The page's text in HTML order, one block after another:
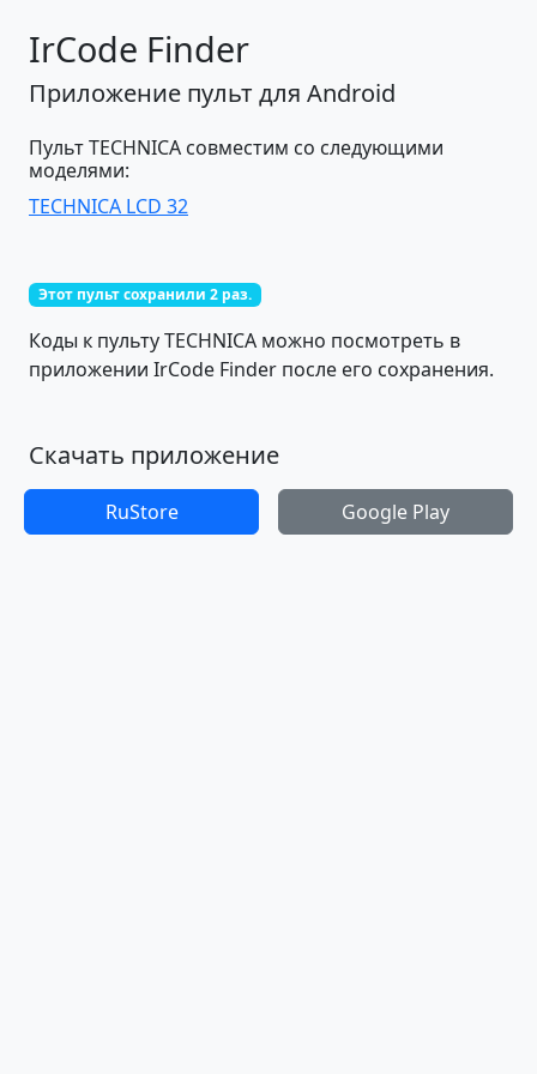
IrCode Finder
Приложение пульт для Android
Пульт TECHNICA совместим со следующими
моделями:
TECHNICA LCD 32
Этот пульт сохранили 2 раз.
Коды к пульту TECHNICA можно посмотреть в
приложении IrCode Finder после его сохранения.
Скачать приложение
RuStore Google Play